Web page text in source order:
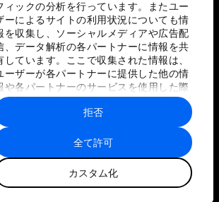
ィックの分析を行っています。またユー
ーによるサイトの利用状況についても情
を収集し、ソーシャルメディアや広告配
、データ解析の各パートナーに情報を共
しています。ここで収集された情報は、
ーザーが各パートナーに提供した他の情
や各パートナーのサービスを使用した際
収集された情報と組み合わされ、各パー
ナーによって使用されることがありま
。
全て許可
カスタム化
拒否
バシーポリシーと利用規約
サイトマップ
世界経済フォーラム